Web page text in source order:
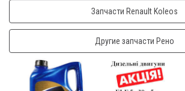
Запчасти Renault Koleos
Другие запчасти Рено